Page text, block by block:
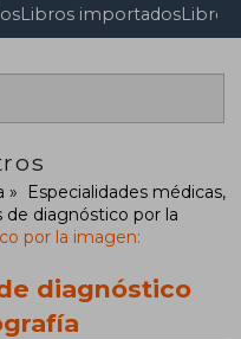
Libros importadosLibros
Especialidades médicas,
de diagnóstico por la
por la imagen:
diagnóstico